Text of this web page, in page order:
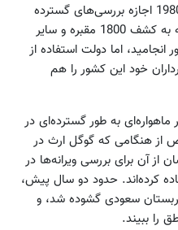
دولت سعودی در دهه‌های 1970 و 1980 اجازه بر‌رسی‌های گسترده
باستان‌شناسی را در این کشور داد که به کشف 1800 مقبره و سایر
اما دولت استفاده از
خود این کشور را هم
به طور گسترده‌ای در
از هنگامی که گوگل ارث در
از آن برای بررسی ویرانه‌ها در
کرده‌اند. حدود دو سال پیش،
سعودی گشوده شد، و
را ببیند.